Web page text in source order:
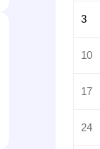
3
10
17
24